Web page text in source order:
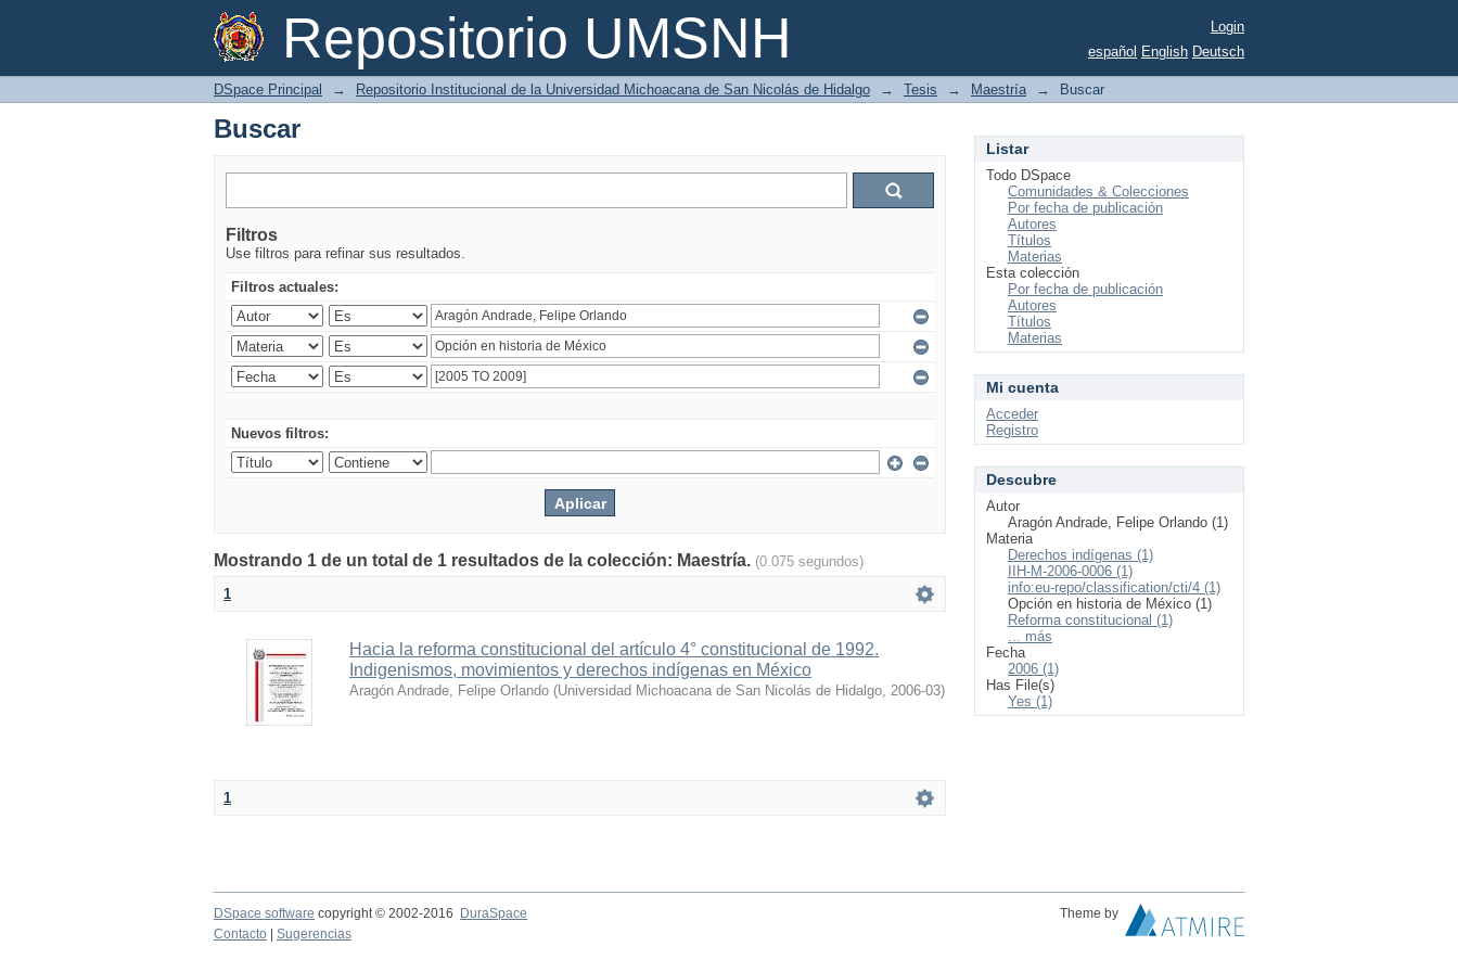
Repositorio UMSNH
Buscar
Login
español English Deutsch
DSpace Principal → Repositorio Institucional de la Universidad Michoacana de San Nicolás de Hidalgo → Tesis → Maestría → Buscar
Buscar
Filtros
Use filtros para refinar sus resultados.
Filtros actuales:
Nuevos filtros:
Mostrando 1 de un total de 1 resultados de la colección: Maestría. (0.075 segundos)
1
Hacia la reforma constitucional del artículo 4° constitucional de 1992.
Indigenismos, movimientos y derechos indígenas en México
Aragón Andrade, Felipe Orlando (Universidad Michoacana de San Nicolás de Hidalgo, 2006-03)
1
Listar
Todo DSpace
Comunidades & Colecciones
Por fecha de publicación
Autores
Títulos
Materias
Esta colección
Por fecha de publicación
Autores
Títulos
Materias
Mi cuenta
Acceder
Registro
Descubre
Autor
Aragón Andrade, Felipe Orlando (1)
Materia
Derechos indígenas (1)
IIH-M-2006-0006 (1)
info:eu-repo/classification/cti/4 (1)
Opción en historia de México (1)
Reforma constitucional (1)
... más
Fecha
2006 (1)
Has File(s)
Yes (1)
DSpace software copyright © 2002-2016 DuraSpace
Theme by
Contacto
Sugerencias